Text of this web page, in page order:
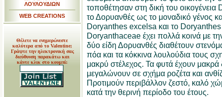
ΛΟΥΛΟΥΔΙΩΝ
WEB CREATIONS
Θέλετε να ενημερώνεστε
καλύτερα από το Valentine;
Γράψτε την ηλεκτρονική σας
διεύθυνση παρακάτω και
κάντε κλικ στο κουμπί:
τοποθέτησαν στη δική του
το Δορυανθές ως το μοναδικό γένος
Doryanthes excelsa και το Doryanthes
Doryanthaceae έχει πολλά κοινά με
δύο είδη Δορυανθές διαθέτουν
πόα και τα κόκκινα λουλούδια τους
μακρύ στέλεχος. Τα φυτά έχουν μακρά
μεγαλώνουν σε σχήμα ροζέτα και
Προτιμούν περιβάλλον ζεστό, καλό
κατά την θερινή περίοδο του έτους.